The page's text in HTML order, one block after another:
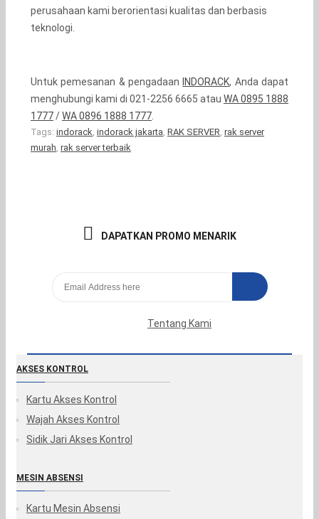
perusahaan kami berorientasi kualitas dan berbasis
teknologi.
Untuk pemesanan & pengadaan INDORACK, Anda dapat
menghubungi kami di 021-2256 6665 atau WA 0895 1888
1777/WA 0896 1888 1777
Tags: indorack, indorack jakarta, RAK SERVER, rak server
murah, rak server terbaik
DAPATKAN PROMO MENARIK
Tentang Kami
AKSES KONTROL
Kartu Akses Kontrol
Wajah Akses Kontrol
Sidik Jari Akses Kontrol
MESIN ABSENSI
Kartu Mesin Absensi